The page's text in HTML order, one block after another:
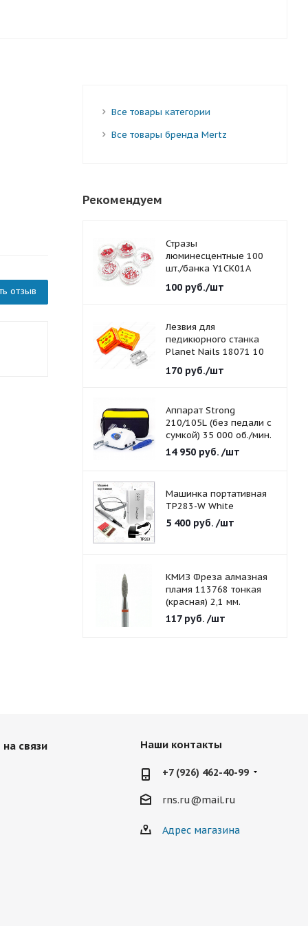
отзыв
Все товары категории
Все товары бренда Mertz
Рекомендуем
Стразы
люминесцентные 100
шт./банка Y1CK01A
красные 1,5 мм.
100руб./шт
Лезвия для
педикюрного станка
Planet Nails 18071 10
170руб./шт
Аппарат Strong
210/105L (без педали с
сумкой) 35 000 об./мин.
14 950руб. /шт
Машинка портативная
TP283-W White
5 400руб. /шт
КМИЗ Фреза алмазная
пламя 113768 тонкая
(красная) 2,1 мм.
117руб. /шт
связи Наши контакты
+7 (926) 462-40-99
rns.ru@mail.ru
Адрес магазина